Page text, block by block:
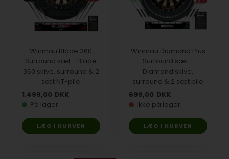
Winmau Blade 360
Surround sæt - Blade
360 skive, surround & 2
sæt NT-pile
1.499,00 DKK
På lager
Winmau Diamond Plus
Surround sæt -
Diamond skive,
surround & 2 sæt pile
699,00 DKK
Ikke på lager